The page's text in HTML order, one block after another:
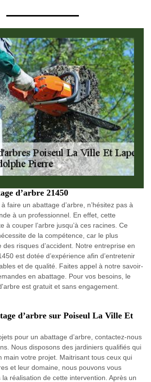
d’arbre 21450
faire un abattage d’arbre, n’hésitez pas à
à un professionnel. En effet, cette
à couper l’arbre jusqu’à ces racines. Ce
de la compétence, car le plus
risques d’accident. Notre entreprise en
est dotée d’expérience afin d’entretenir
et de qualité. Faites appel à notre savoir-
en abattage. Pour vos besoins, le
est gratuit et sans engagement.
d’arbre sur Poiseul La Ville Et
pour un abattage d’arbre, contactez-nous
Nous disposons des jardiniers qualifiés qui
main votre projet. Maitrisant tous ceux qui
et leur domaine, nous pouvons vous
réalisation de cette intervention. Après un